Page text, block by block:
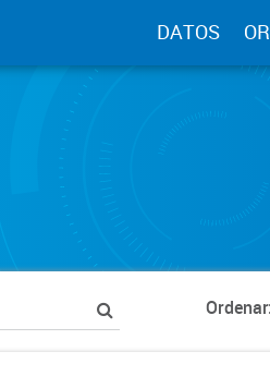
DATOS
Ordenar